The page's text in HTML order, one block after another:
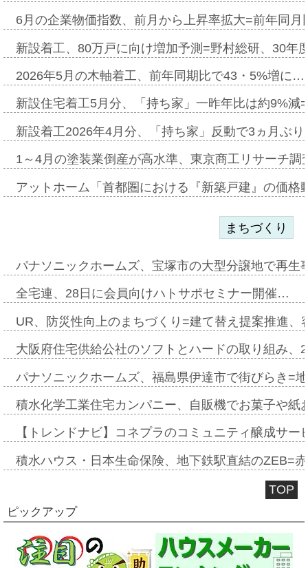
6月の企業物価指数、前月から上昇率拡大=前年同
新設着工、80万戸に向け増加予測=野村総研、30年
2026年5月の木軸着工、前年同期比で43・5%増に…
新設住宅着工5月分、「持ち家」一昨年比は約9%
新設着工2026年4月分、「持ち家」反動で3ヵ月ぶ
1～4月の塗装業倒産が高水準、東京商工リサーチ
アットホーム「首都圏における『新築戸建』の価
まちづくり
パナソニックホームズ、宝塚市の大型分譲地で再
全宅連、28日に会員向けハトサポセミナー開催…
UR、防災性向上のまちづくり=建て替え提案推進
大阪府住宅供給公社のソフトとハードの取り組み
パナソニックホームズ、福島県伊達市で街びらき=
積水化学工業住宅カンパニー、自販機でお菓子や
【トレンドナビ】コネプラのコミュニティ醸成サ
積水ハウス・日本生命保険、地下鉄駅直結のZEB=
TOP
ピックアップ